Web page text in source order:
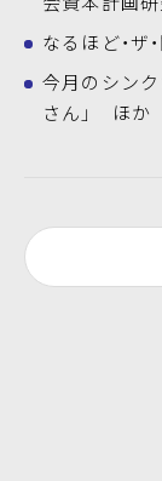
なるほど・ザ
今月のシン
さん」 ほか